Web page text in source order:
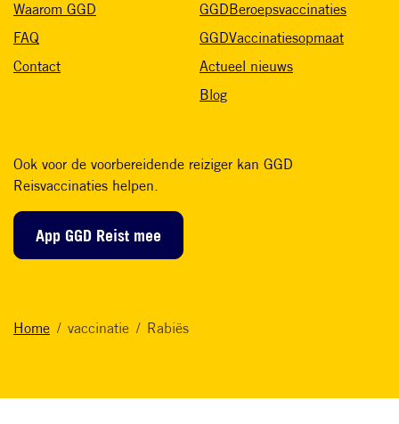
Waarom GGD
FAQ
Contact
GGDBeroepsvaccinaties
GGDVaccinatiesopmaat
Actueel nieuws
Blog
Ook voor de voorbereidende reiziger kan GGD
Reisvaccinaties helpen.
App GGD Reist mee
Home vaccinatie Rabiës